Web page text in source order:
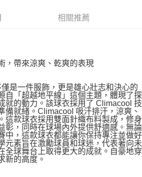
相關推薦
，帶來涼爽、乾爽的表現
是一件服飾，更是雄心壯志和決心的
自「超越地平線」這個主題，體現了探
就的動力。該球衣採用了 Climacool 技
備就緒。Climacool 吸汗排汗，涼爽、
這款球衣採用雙面針織布料製成，修身
彰，同時在球場內外提供舒適感。無論
中，這款球衣都能讓你保持專注並做好
元素旨在激勵球員和球迷，代表著向未
全球舞台上取得更大的成就。自豪地穿
新的高度。